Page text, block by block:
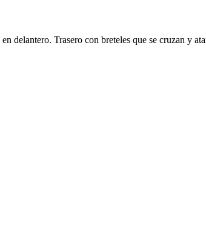
delantero. Trasero con breteles que se cruzan y